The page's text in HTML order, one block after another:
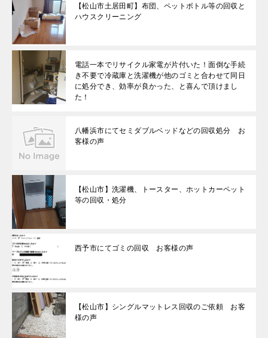
【松山市土居田町】布団、ペットボトル等の回収と
ハウスクリーニング
電話一本でリサイクル家電が片付いた！面倒な手続
き不要で冷蔵庫と洗濯機が他のゴミと合わせて同日
に処分でき、効率が良かった、と喜んで頂けまし
た！
八幡浜市にてセミダブルベッドなどの回収処分 お
客様の声
【松山市】洗濯機、トースター、ホットカーペット
等の回収・処分
西予市にてゴミの回収 お客様の声
【松山市】シングルマットレス回収のご依頼 お客
様の声